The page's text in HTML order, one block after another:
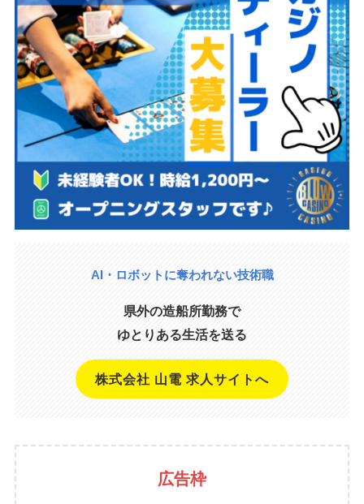
AI・ロボットに奪われない技術職
県外の造船所勤務で
ゆとりある生活を送る
株式会社 山電 求人サイトへ
広告枠